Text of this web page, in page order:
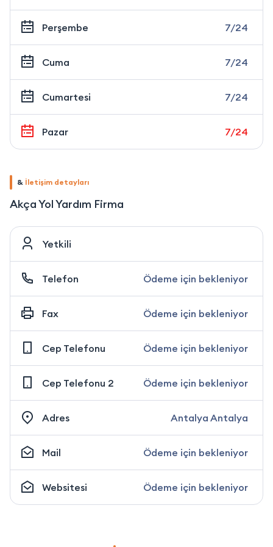
Perşembe 7/24
Cuma 7/24
Cumartesi 7/24
Pazar 7/24
& İletişim detayları
Akça Yol Yardım Firma
Yetkili
Telefon Ödeme için bekleniyor
Fax Ödeme için bekleniyor
Cep Telefonu Ödeme için bekleniyor
Cep Telefonu 2 Ödeme için bekleniyor
Adres Antalya Antalya
Mail Ödeme için bekleniyor
Websitesi Ödeme için bekleniyor